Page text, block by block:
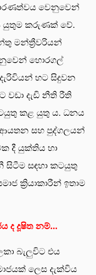
වෙනුවෙන්
යුතුම කරුණක් වේ.
මන්ත්‍රීවරියන්
හොරගල්
හට සිදුවන
වඩා දැඩි නීති රීති
කළ යුතු ය. ධනය
සහ පුද්ගලයන්
දී යුක්තිය හා
සිටීම සඳහා කටයුතු
ක්‍රියාකාරීන් ඉතාම
ද දූෂිත නම්...
බැලුවිට එය
ලෙස දැක්විය